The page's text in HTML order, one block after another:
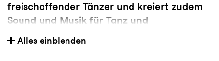
freischaffender Tänzer und kreiert zudem
Sound und Musik für Tanz und
Theaterproduktionen. Davidson ist ein
autodidaktischer Sounddesigner. Zudem
Alles einblenden